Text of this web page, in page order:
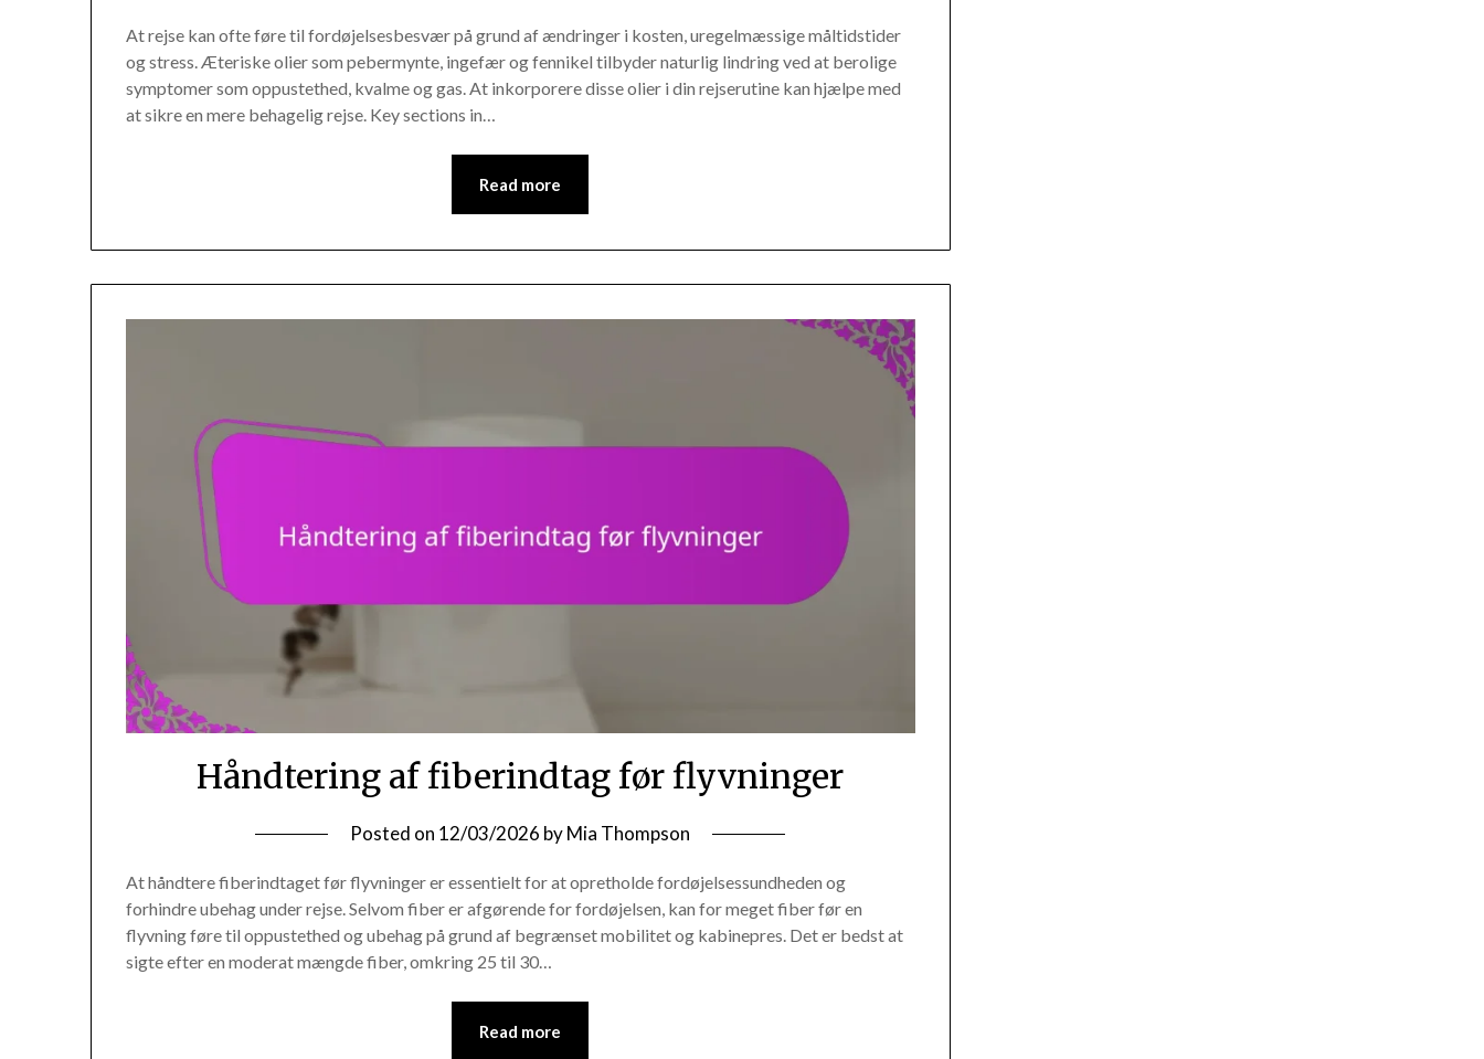
At rejse kan ofte føre til fordøjelsesbesvær på grund af ændringer i kosten, uregelmæssige måltidstider
og stress. Æteriske olier som pebermynte, ingefær og fennikel tilbyder naturlig lindring ved at berolige
symptomer som oppustethed, kvalme og gas. At inkorporere disse olier i din rejserutine kan hjælpe med
at sikre en mere behagelig rejse. Key sections in…
Read more
Håndtering af fiberindtag før flyvninger
Posted on 12/03/2026 byMia Thompson
At håndtere fiberindtaget før flyvninger er essentielt for at opretholde fordøjelsessundheden og
forhindre ubehag under rejse. Selvom fiber er afgørende for fordøjelsen, kan for meget fiber før en
flyvning føre til oppustethed og ubehag på grund af begrænset mobilitet og kabinepres. Det er bedst at
sigte efter en moderat mængde fiber, omkring 25 til 30…
Read more